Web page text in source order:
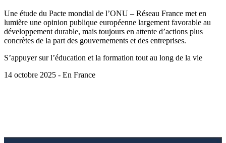
Une étude du Pacte mondial de l’ONU – Réseau France met en
lumière une opinion publique européenne largement favorable au
développement durable, mais toujours en attente d’actions plus
concrètes de la part des gouvernements et des entreprises.
S’appuyer sur l’éducation et la formation tout au long de la vie
14 octobre 2025 - En France